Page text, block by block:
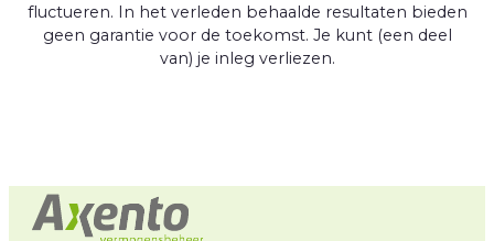
fluctueren. In het verleden behaalde resultaten bieden
geen garantie voor de toekomst. Je kunt (een deel
van) je inleg verliezen.